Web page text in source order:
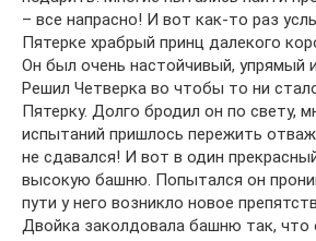
– все напрасно! И вот как-то раз
Пятерке храбрый принц далекого
Он был очень настойчивый, упрямый
Решил Четверка во чтобы то ни
Пятерку. Долго бродил он по свету,
испытаний пришлось пережить
не сдавался! И вот в один
высокую башню. Попытался он
пути у него возникло новое
Двойка заколдовала башню так, что